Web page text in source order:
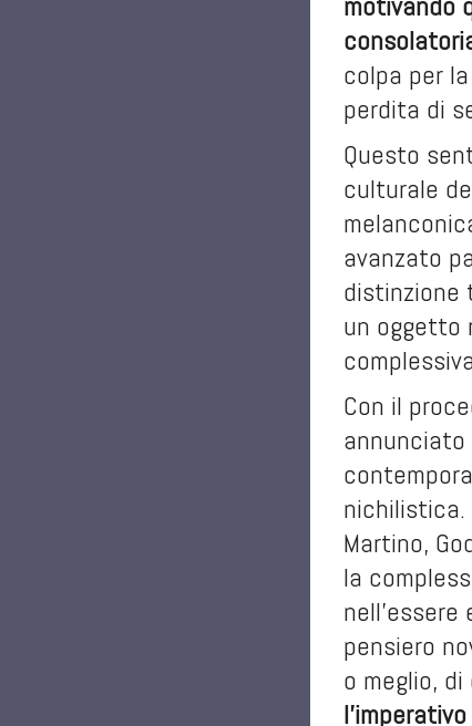
colpa per
perdita di
Questo
culturale
avanzato
distinzione
un oggetto
Con il
nichilistica.
Martino,
la
pensiero
o meglio,